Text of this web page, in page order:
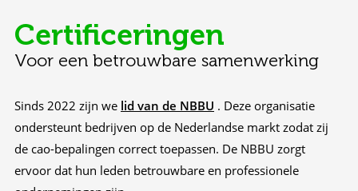
Certificeringen
Voor een betrouwbare samenwerking
Sinds 2022 zijn we lid van de NBBU . Deze organisatie
ondersteunt bedrijven op de Nederlandse markt zodat zij
de cao-bepalingen correct toepassen. De NBBU zorgt
ervoor dat hun leden betrouwbare en professionele